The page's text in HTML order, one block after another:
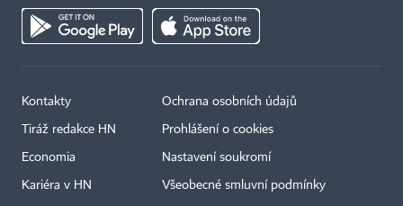
Kontakty
Tiráž redakce HN
Economia
Kariéra v HN
Ochrana osobních údajů
Prohlášení o cookies
Nastavení soukromí
Všeobecné smluvní podmínky